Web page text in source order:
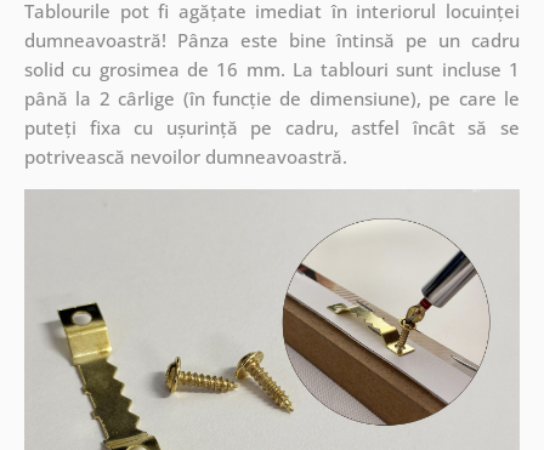
Tablourile pot fi agățate imediat în interiorul locuinței
dumneavoastră! Pânza este bine întinsă pe un cadru
solid cu grosimea de 16 mm. La tablouri sunt incluse 1
până la 2 cârlige (în funcție de dimensiune), pe care le
puteți fixa cu ușurință pe cadru, astfel încât să se
potrivească nevoilor dumneavoastră.